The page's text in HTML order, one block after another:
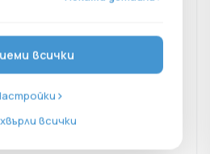
дом
най-бързо развиващите се
почти всяка година от
всички
всички